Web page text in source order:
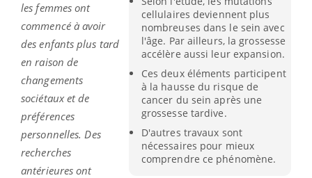
cellulaires deviennent plus
nombreuses dans le sein avec
l'âge. Par ailleurs, la grossesse
accélère aussi leur expansion.
Ces deux éléments participent
à la hausse du risque de
cancer du sein après une
grossesse tardive.
D'autres travaux sont
nécessaires pour mieux
comprendre ce phénomène.
les femmes ont
commencé à avoir
des enfants plus tard
en raison de
changements
sociétaux et de
préférences
personnelles. Des
recherches
antérieures ont